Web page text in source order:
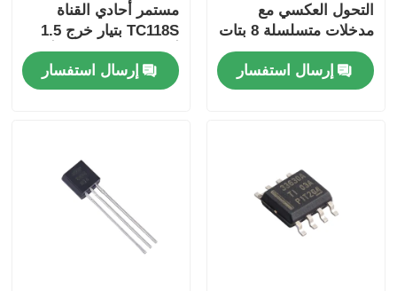
التحول العكسي مع
مدخلات متسلسلة 8 بتات
100 ميغاهرتز تردد
التحول الخارجي وتبديد
الطاقة المنخفض CMOS
إرسال استفسار
مستمر أحادي القناة
TC118S بتيار خرج 1.5
أمبير وتيار ذروة 2.5 أمبير
ومقاومة توصيل 1.6 أوم
إرسال استفسار